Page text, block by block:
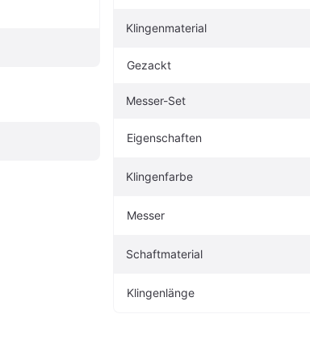
Klingenmaterial
Gezackt
Messer-Set
Eigenschaften
Klingenfarbe
Messer
Schaftmaterial
Klingenlänge